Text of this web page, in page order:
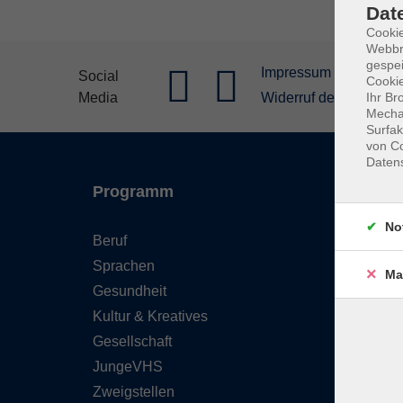
Social
Media
Impressum
Widerruf der Buchung
Programm
Beruf
Sprachen
Gesundheit
Kultur & Kreatives
Gesellschaft
JungeVHS
Zweigstellen
FAQ
Ihr
von